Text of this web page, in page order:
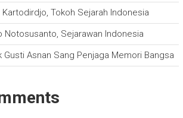
Tokoh Sejarah Indonesia
Notosusanto, Sejarawan Indonesia
Gusti Asnan Sang Penjaga Memori Bangsa